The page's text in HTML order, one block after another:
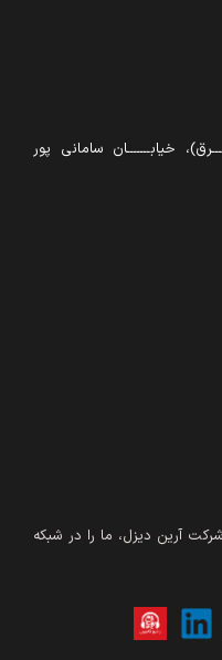
خیابـــــــان سامانی پور
آرین دیزل، ما را در شبکه